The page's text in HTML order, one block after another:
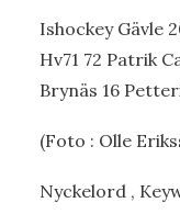
Ishockey Gävle
Hv71 72 Patrik
Brynäs 16
(Foto : Olle
Nyckelord ,